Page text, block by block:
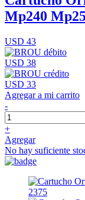
Mp240
USD 43
USD 38
USD 33
Agregar a mi carrito
-
+
Agregar
No hay suficiente